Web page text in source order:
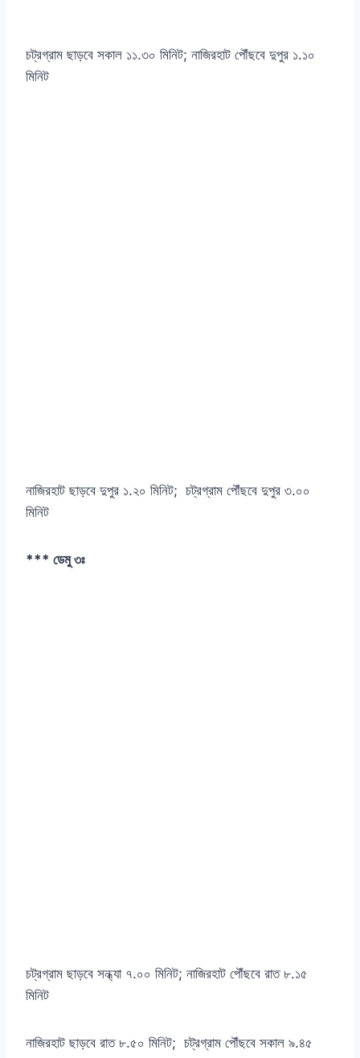
চট্রগ্রাম ছাড়বে সকাল ১১.৩০ মিনিট; নাজিরহাট পৌঁছবে দুপুর ১.১০
মিনিট
নাজিরহাট ছাড়বে দুপুর ১.২০ মিনিট; চট্রগ্রাম পৌঁছবে দুপুর ৩.০০
মিনিট
*** ডেমু ৩ঃ
চট্রগ্রাম ছাড়বে সন্ধ্যা ৭.০০ মিনিট; নাজিরহাট পৌঁছবে রাত ৮.১৫
মিনিট
নাজিরহাট ছাড়বে রাত ৮.৫০ মিনিট; চট্রগ্রাম পৌঁছবে সকাল ৯.৪৫